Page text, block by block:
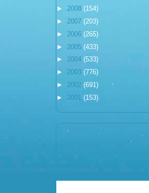
► 2008 (154)
► 2007 (203)
► 2006 (265)
► 2005 (433)
► 2004 (533)
► 2003 (776)
► 2002 (691)
► 2001 (153)